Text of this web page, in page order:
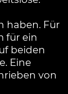
haben. Für
für ein
beiden
Eine
von